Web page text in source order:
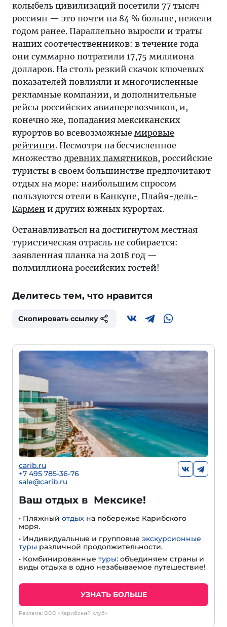
колыбель цивилизаций посетили 77 тысяч
россиян — это почти на 84 % больше, нежели
годом ранее. Параллельно выросли и траты
наших соотечественников: в течение года
они суммарно потратили 17,75 миллиона
долларов. На столь резкий скачок ключевых
показателей повлияли и многочисленные
рекламные компании, и дополнительные
рейсы российских авиаперевозчиков, и,
конечно же, попадания мексиканских
курортов во всевозможные мировые
рейтинги. Несмотря на бесчисленное
множество древних памятников, российские
туристы в своем большинстве предпочитают
отдых на море: наибольшим спросом
пользуются отели в Канкуне, Плайя-дель-
Кармен и других южных курортах.
Останавливаться на достигнутом местная
туристическая отрасль не собирается:
заявленная планка на 2018 год —
полмиллиона российских гостей!
Делитесь тем, что нравится
Скопировать ссылку
carib.ru
+7 495 785-36-76
sale@carib.ru
Ваш отдых в Мексике!
• Пляжный отдых на побережье Карибского
моря.
• Индивидуальные и групповые экскурсионные
туры различной продолжительности.
• Комбинированные туры: объединяем страны и
виды отдыха в одно незабываемое путешествие!
УЗНАТЬ БОЛЬШЕ
Реклама: ООО «Карибский клуб»